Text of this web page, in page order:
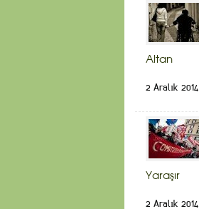
Altan
2 Aralık 2014
Yaraşır
2 Aralık 2014